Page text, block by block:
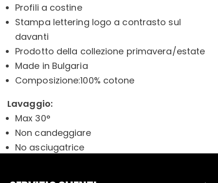
Profili a costine
Stampa lettering logo a contrasto sul
davanti
Prodotto della collezione primavera/estate
Made in Bulgaria
Composizione:100% cotone
Lavaggio:
Max 30°
Non candeggiare
No asciugatrice